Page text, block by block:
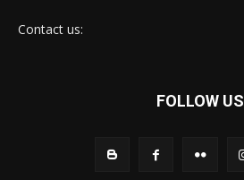
Contact us:
FOLLOW US